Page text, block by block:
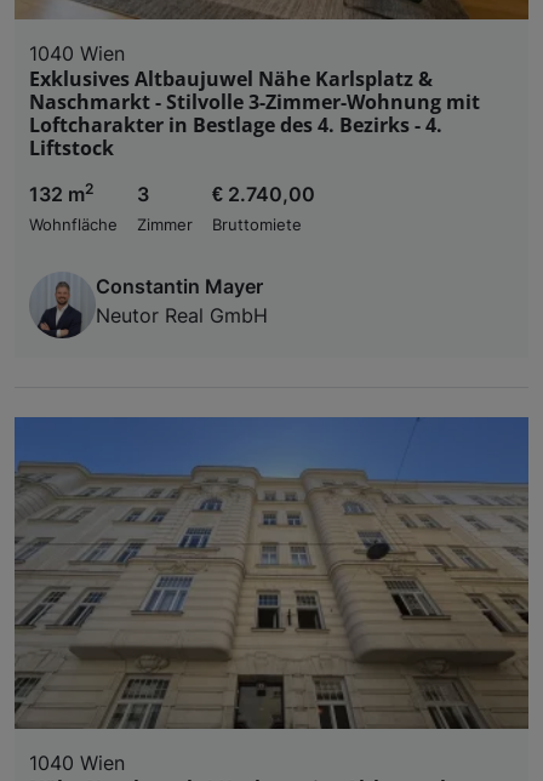
1040 Wien
Exklusives Altbaujuwel Nähe Karlsplatz &
Naschmarkt - Stilvolle 3-Zimmer-Wohnung mit
Loftcharakter in Bestlage des 4. Bezirks - 4.
Liftstock
132 m2
Wohnfläche
3
Zimmer
€ 2.740,00
Bruttomiete
Constantin Mayer
Neutor Real GmbH
1040 Wien